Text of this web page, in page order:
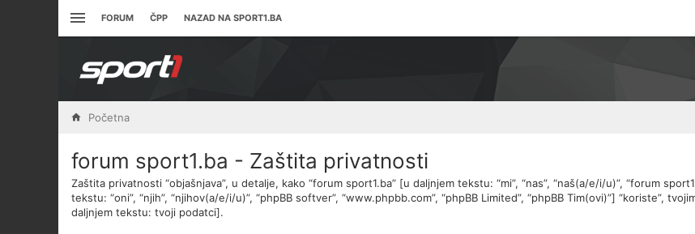
FORUM ČPP NAZAD NA SPORT1.BA
Početna
forum sport1.ba - Zaštita privatnosti
Zaštita privatnosti “objašnjava”, u detalje, kako “forum sport1.ba” [u daljnjem tekstu: “mi”, “nas”, “naš(a/e/i/u)”, “forum
tekstu: “oni”, “njih”, “njihov(a/e/i/u)”, “phpBB softver”, “www.phpbb.com”, “phpBB Limited”, “phpBB Tim(ovi)”] “koriste”,
daljnjem tekstu: tvoji podatci].